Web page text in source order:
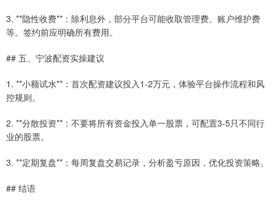
3. **隐性收费**：除利息外，部分平台可能收取管理费、账户维护费
等。签约前应明确所有费用。
## 五、宁波配资实操建议
1. **小额试水**：首次配资建议投入1-2万元，体验平台操作流程和风
控规则。
2. **分散投资**：不要将所有资金投入单一股票，可配置3-5只不同行
业的股票。
3. **定期复盘**：每周复盘交易记录，分析盈亏原因，优化投资策略。
## 结语